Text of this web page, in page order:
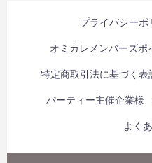
プライバシーポ
オミカレメンバーズポ
特定商取引法に基づく表
パーティー主催企業様
よく